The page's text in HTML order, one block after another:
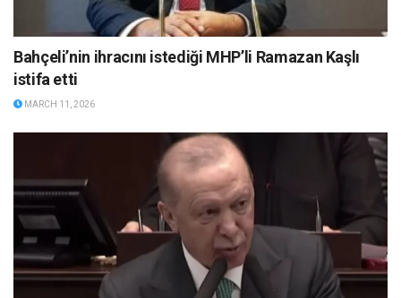
Bahçeli’nin ihracını istediği MHP’li Ramazan Kaşlı
istifa etti
MARCH 11, 2026